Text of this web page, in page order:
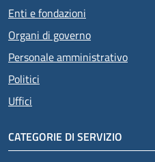
Enti e fondazioni
Organi di governo
Personale amministrativo
Politici
Uffici
CATEGORIE DI SERVIZIO